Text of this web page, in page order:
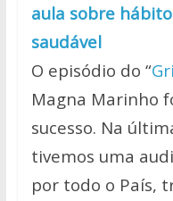
aula sobre
saudável
O episódio do “
Magna Marinho
sucesso. Na
tivemos uma
por todo o País,